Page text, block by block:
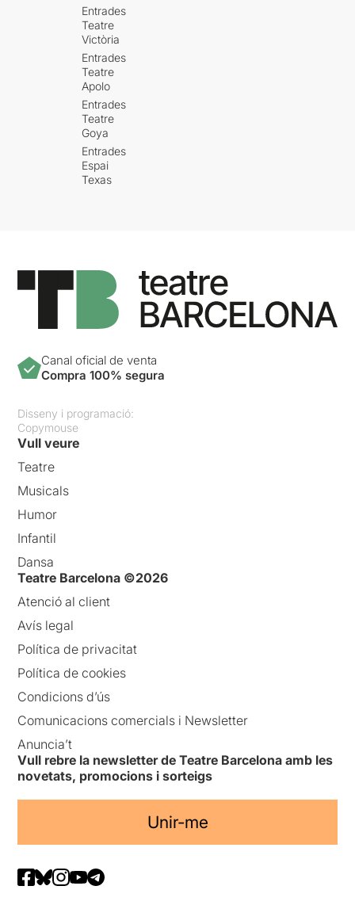
Entrades
Teatre
Victòria
Entrades
Teatre
Apolo
Entrades
Teatre
Goya
Entrades
Espai
Texas
Canal oficial de venta
Compra 100% segura
Disseny i programació:
Copymouse
Vull veure
Teatre
Musicals
Humor
Infantil
Dansa
Teatre Barcelona ©2026
Atenció al client
Avís legal
Política de privacitat
Política de cookies
Condicions d’ús
Comunicacions comercials i Newsletter
Anuncia’t
Vull rebre la newsletter de Teatre Barcelona amb les
novetats, promocions i sorteigs
Unir-me